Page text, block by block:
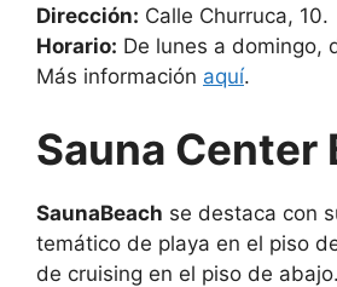
Dirección: Calle Churruca, 10.
Horario: De lunes a domingo,
Más información aquí.
Sauna Center
SaunaBeach se destaca con
temático de playa en el piso
de cruising en el piso de